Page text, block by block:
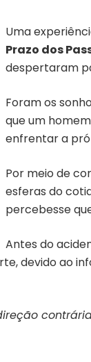
Uma
Prazo dos
despertaram
Foram os
que um
enfrentar a
Por meio de
esferas do
percebesse
Antes do
devido ao